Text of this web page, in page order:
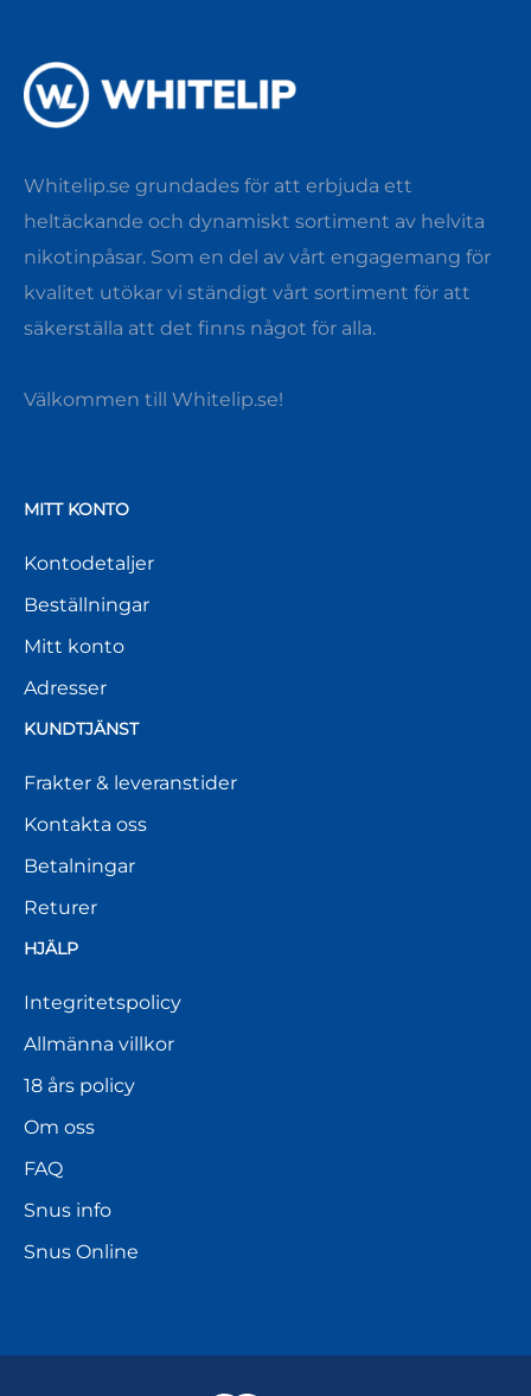
Whitelip.se grundades för att erbjuda ett
heltäckande och dynamiskt sortiment av helvita
nikotinpåsar. Som en del av vårt engagemang för
kvalitet utökar vi ständigt vårt sortiment för att
säkerställa att det finns något för alla.
Välkommen till Whitelip.se!
MITT KONTO
Kontodetaljer
Beställningar
Mitt konto
Adresser
KUNDTJÄNST
Frakter & leveranstider
Kontakta oss
Betalningar
Returer
HJÄLP
Integritetspolicy
Allmänna villkor
18 års policy
Om oss
FAQ
Snus info
Snus Online